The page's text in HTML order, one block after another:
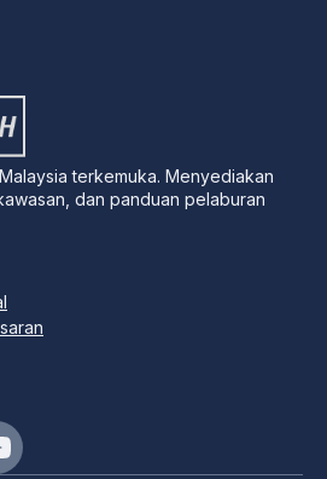
terkemuka. Menyediakan
dan panduan pelaburan